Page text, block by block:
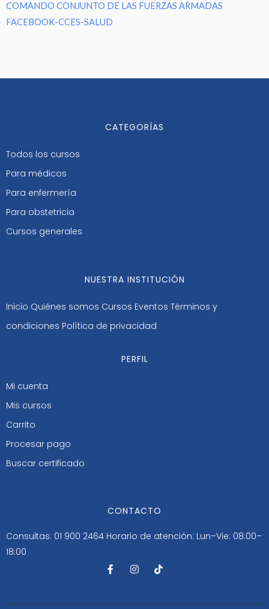
COMANDO CONJUNTO DE LAS FUERZAS ARMADAS
FACEBOOK-CCES-SALUD
CATEGORÍAS
Todos los cursos
Para médicos
Para enfermería
Para obstetricia
Cursos generales
NUESTRA INSTITUCIÓN
Inicio Quiénes somos Cursos Eventos Términos y
condiciones Política de privacidad
PERFIL
Mi cuenta
Mis cursos
Carrito
Procesar pago
Buscar certificado
CONTACTO
Consultas: 01 900 2464 Horario de atención: Lun–Vie: 08:00–
18:00
F
a
b
I
n
a
T
i
o